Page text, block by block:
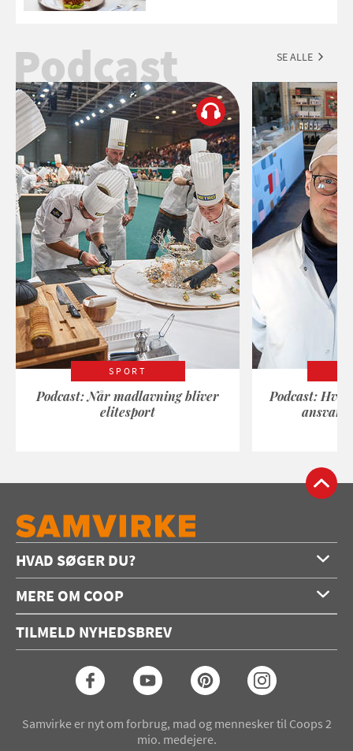
Podcast SE ALLE
SPORT
Podcast: Når madlavning bliver
elitesport
Podcast:
HVAD SØGER DU?
Forside
Opskrifter
Konkurrencer
MERE OM COOP
Annoncering
Coop medlem
TILMELD NYHEDSBREV
Samvirke er nyt om forbrug, mad og mennesker til Coops 2
mio. medejere.